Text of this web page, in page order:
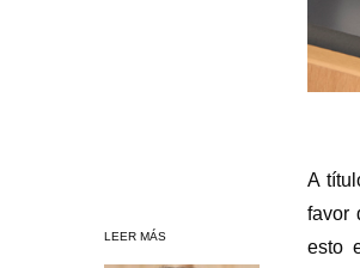
LEER MÁS
A
favor
esto